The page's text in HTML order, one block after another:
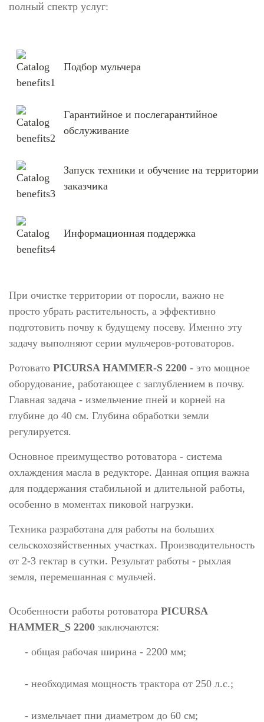
полный спектр услуг:
Подбор мульчера
Гарантийное и послегарантийное
обслуживание
Запуск техники и обучение на территории
заказчика
Информационная поддержка
При очистке территории от поросли, важно не
просто убрать растительность, а эффективно
подготовить почву к будущему посеву. Именно эту
задачу выполняют серии мульчеров-ротоваторов.
Ротовато PICURSA HAMMER-S 2200 - это мощное
оборудование, работающее с заглублением в почву.
Главная задача - измельчение пней и корней на
глубине до 40 см. Глубина обработки земли
регулируется.
Основное преимущество ротоватора - система
охлаждения масла в редукторе. Данная опция важна
для поддержания стабильной и длительной работы,
особенно в моментах пиковой нагрузки.
Техника разработана для работы на больших
сельскохозяйственных участках. Производительность
от 2-3 гектар в сутки. Результат работы - рыхлая
земля, перемешанная с мульчей.
Особенности работы ротоватора PICURSA
HAMMER_S 2200 заключаются:
- общая рабочая ширина - 2200 мм;
- необходимая мощность трактора от 250 л.с.;
- измельчает пни диаметром до 60 см;